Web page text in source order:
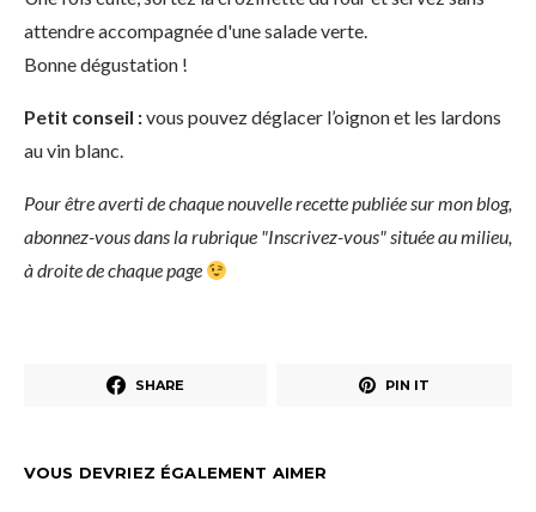
attendre accompagnée d'une salade verte.
Bonne dégustation !
Petit conseil :vous pouvez déglacer l’oignon et les lardons
au vin blanc.
Pour être averti de chaque nouvelle recette publiée sur mon blog,
abonnez-vous dans la rubrique "Inscrivez-vous" située au milieu,
à droite de chaque page
SHARE PIN IT
VOUS DEVRIEZ ÉGALEMENT AIMER